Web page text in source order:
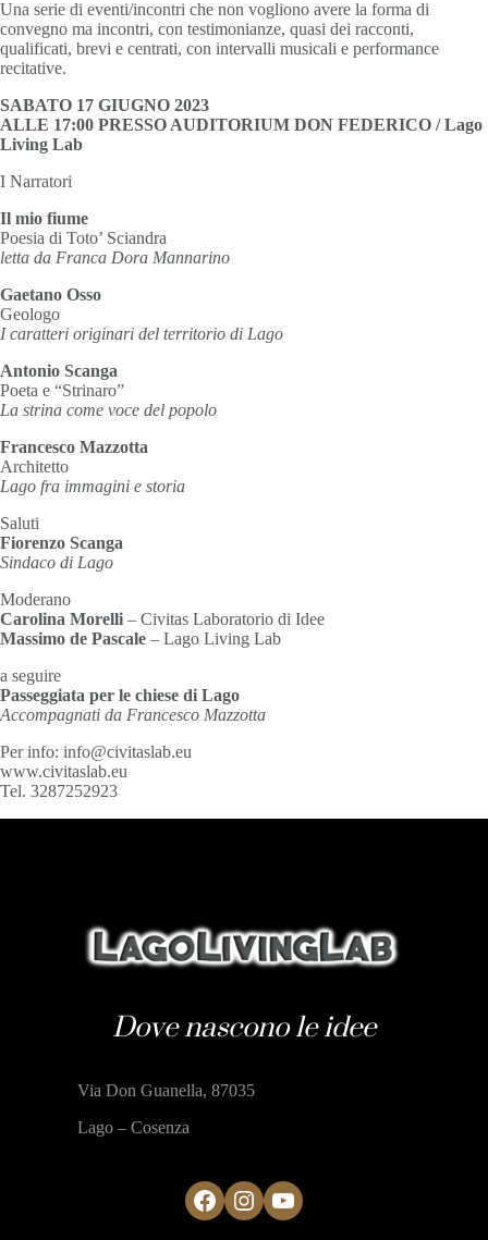
Una serie di eventi/incontri che non vogliono avere la forma di
convegno ma incontri, con testimonianze, quasi dei racconti,
qualificati, brevi e centrati, con intervalli musicali e performance
recitative.
SABATO 17 GIUGNO 2023
ALLE 17:00 PRESSO AUDITORIUM DON FEDERICO / Lago
Living Lab
I Narratori
Il mio fiume
Poesia di Toto’ Sciandra
letta da Franca Dora Mannarino
Gaetano Osso
Geologo
I caratteri originari del territorio di Lago
Antonio Scanga
Poeta e “Strinaro”
La strina come voce del popolo
Francesco Mazzotta
Architetto
Lago fra immagini e storia
Saluti
Fiorenzo Scanga
Sindaco di Lago
Moderano
Carolina Morelli – Civitas Laboratorio di Idee
Massimo de Pascale – Lago Living Lab
a seguire
Passeggiata per le chiese di Lago
Accompagnati da Francesco Mazzotta
Per info: info@civitaslab.eu
www.civitaslab.eu
Tel. 3287252923
Dove nascono le idee
Via Don Guanella, 87035
Lago – Cosenza
Facebook
Instagram
YouTube